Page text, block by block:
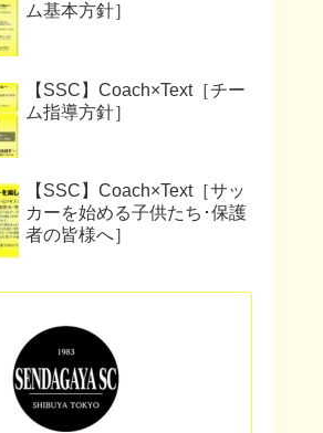
ム基本方針］
【SSC】Coach×Text［チー
ム指導方針］
【SSC】Coach×Text［サッ
カーを始める子供たち･保護
者の皆様へ］